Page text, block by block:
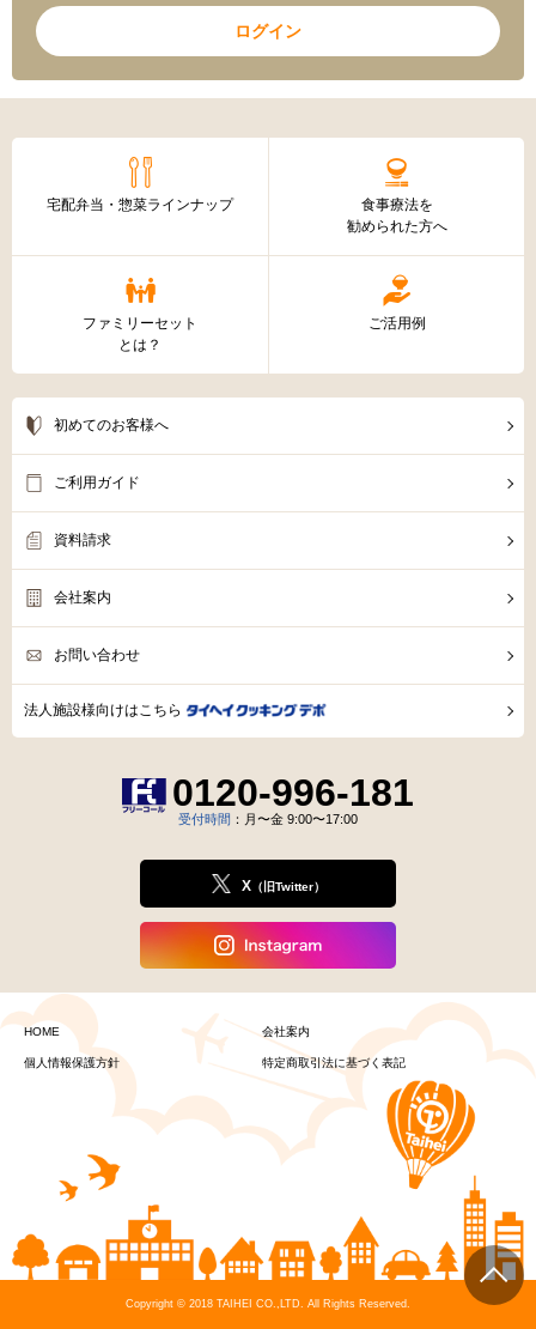
ログイン
宅配弁当・惣菜ラインナップ
食事療法を
勧められた方へ
ファミリーセット
とは？
ご活用例
初めてのお客様へ
ご利用ガイド
資料請求
会社案内
お問い合わせ
法人施設様向けはこちら
0120-996-181
受付時間 ：月〜金 9:00〜17:00
X （旧Twitter）
HOME 会社案内
個人情報保護方針 特定商取引法に基づく表記
Copyright © 2018 TAIHEI CO.,LTD. All Rights Reserved.